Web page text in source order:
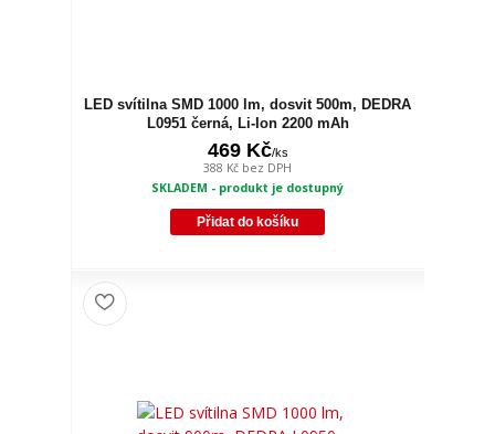
LED svítilna SMD 1000 lm, dosvit 500m, DEDRA
L0951 černá, Li-Ion 2200 mAh
469 Kč/ks
388 Kč bez DPH
SKLADEM - produkt je dostupný
Přidat do košíku